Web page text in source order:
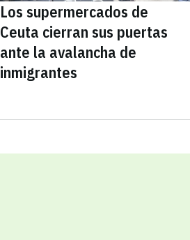
Los supermercados de
Ceuta cierran sus puertas
ante la avalancha de
inmigrantes